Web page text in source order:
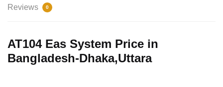
Reviews 0
AT104 Eas System Price in
Bangladesh-Dhaka,Uttara